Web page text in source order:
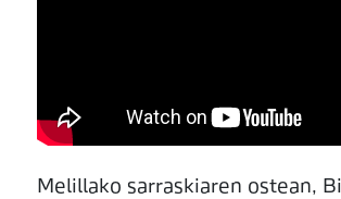
Melillako sarraskiaren ostean,